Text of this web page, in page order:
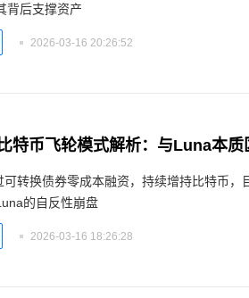
背后支撑资产
2026-03-16 20:26:52
特币飞轮模式解析：与Luna本质
可转换债券零成本融资，持续增持比特币，
的自反性崩盘
2026-03-16 18:26:28